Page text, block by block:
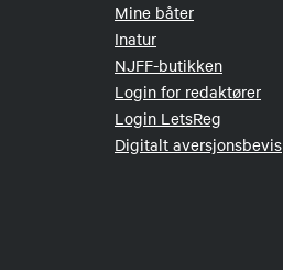
Mine båter
Inatur
NJFF-butikken
Login for redaktører
Login LetsReg
Digitalt aversjonsbevis